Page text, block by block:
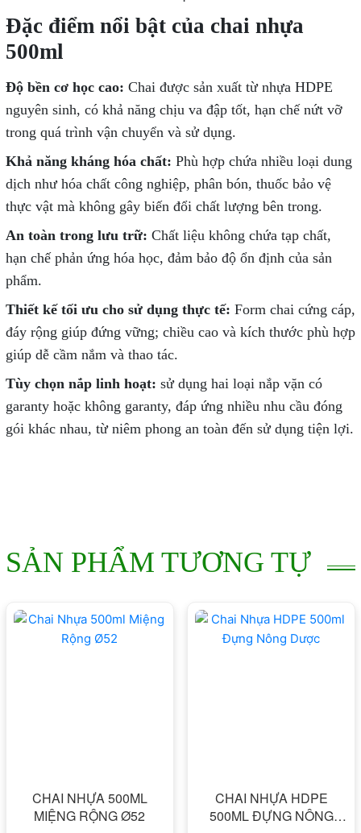
Đặc điểm nổi bật của chai nhựa
500ml
Độ bền cơ học cao: Chai được sản xuất từ nhựa HDPE
nguyên sinh, có khả năng chịu va đập tốt, hạn chế nứt vỡ
trong quá trình vận chuyển và sử dụng.
Khả năng kháng hóa chất: Phù hợp chứa nhiều loại dung
dịch như hóa chất công nghiệp, phân bón, thuốc bảo vệ
thực vật mà không gây biến đổi chất lượng bên trong.
An toàn trong lưu trữ: Chất liệu không chứa tạp chất,
hạn chế phản ứng hóa học, đảm bảo độ ổn định của sản
phẩm.
Thiết kế tối ưu cho sử dụng thực tế: Form chai cứng cáp,
đáy rộng giúp đứng vững; chiều cao và kích thước phù hợp
giúp dễ cầm nắm và thao tác.
Tùy chọn nắp linh hoạt: sử dụng hai loại nắp vặn có
garanty hoặc không garanty, đáp ứng nhiều nhu cầu đóng
gói khác nhau, từ niêm phong an toàn đến sử dụng tiện lợi.
SẢN PHẨM TƯƠNG TỰ
CHAI NHỰA 500ML
MIỆNG RỘNG Ø52
CHAI NHỰA HDPE
500ML ĐỰNG NÔNG